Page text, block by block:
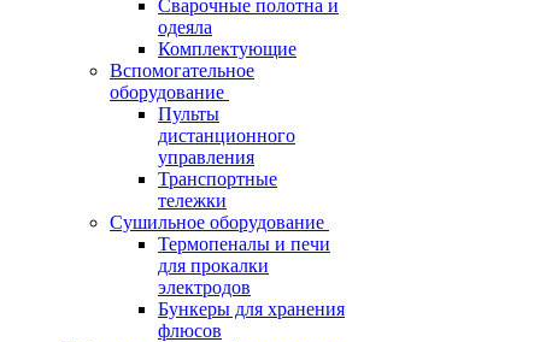
Сварочные полотна и
одеяла
Комплектующие
Вспомогательное
оборудование
Пульты
дистанционного
управления
Транспортные
тележки
Сушильное оборудование
Термопеналы и печи
для прокалки
электродов
Бункеры для хранения
флюсов